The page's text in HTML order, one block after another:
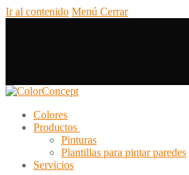
Ir al contenido Menú Cerrar
Colores
Productos
Pinturas
Plantillas para pintar paredes
Servicios